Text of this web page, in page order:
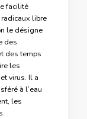
facilité
libre
le désigne
des
des temps
les
virus. Il a
à l’eau
les